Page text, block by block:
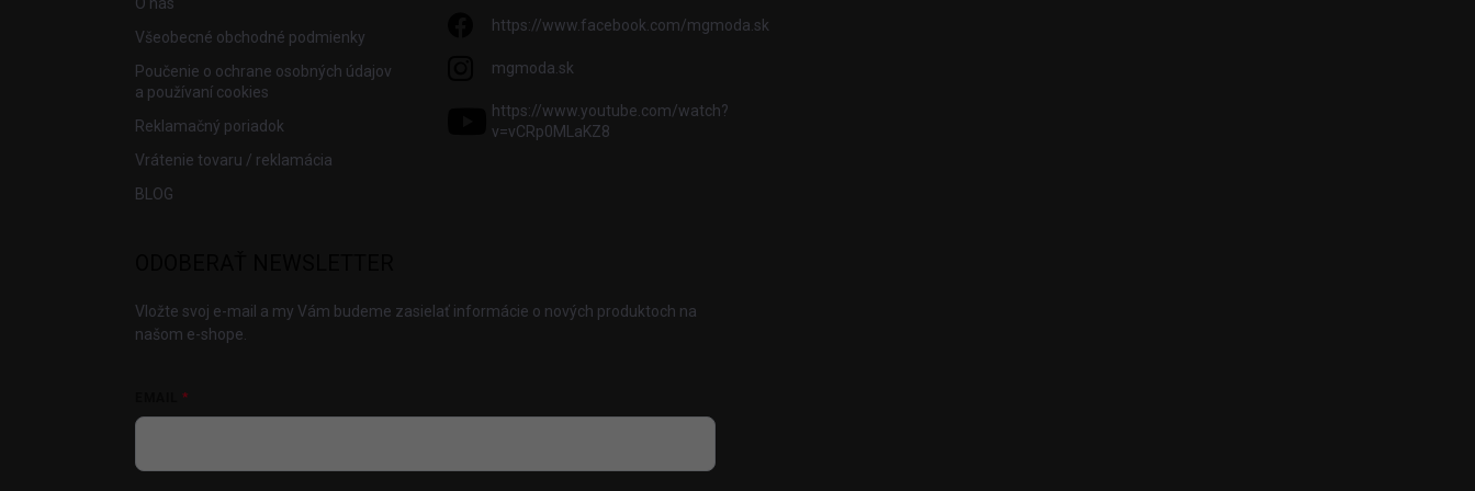
Všeobecné obchodné podmienky
Poučenie o ochrane osobných údajov
a používaní cookies
Reklamačný poriadok
Vrátenie tovaru / reklamácia
BLOG
https://www.facebook.com/mgmoda.sk
mgmoda.sk
https://www.youtube.com/watch?
v=vCRp0MLaKZ8
Vložte svoj e-mail a my Vám budeme zasielať informácie o nových produktoch na
našom e-shope.